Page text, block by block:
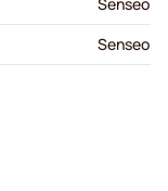
Senseo
Senseo